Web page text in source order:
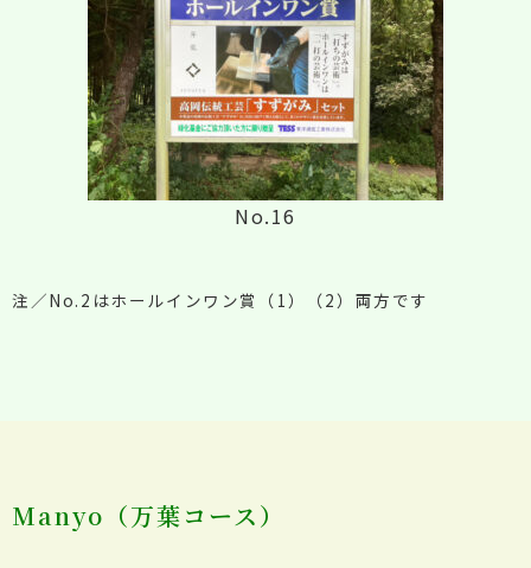
No.16
注／No.2はホールインワン賞（1）（2）両方です
Manyo（万葉コース）